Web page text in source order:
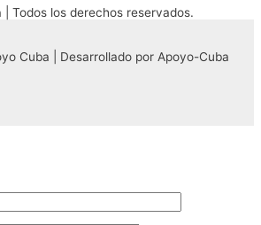
Todos los derechos reservados.
Cuba | Desarrollado por Apoyo-Cuba